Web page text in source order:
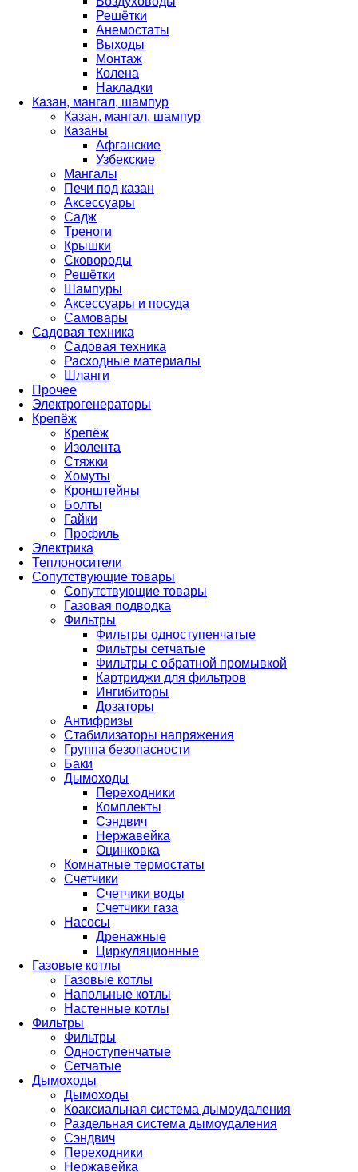
Решётки
Анемостаты
Выходы
Монтаж
Колена
Накладки
Казан, мангал, шампур
Казан, мангал, шампур
Казаны
Афганские
Узбекские
Мангалы
Печи под казан
Аксессуары
Садж
Треноги
Крышки
Сковороды
Решётки
Шампуры
Аксессуары и посуда
Самовары
Садовая техника
Садовая техника
Расходные материалы
Шланги
Прочее
Электрогенераторы
Крепёж
Крепёж
Изолента
Стяжки
Хомуты
Кронштейны
Болты
Гайки
Профиль
Электрика
Теплоносители
Сопутствующие товары
Сопутствующие товары
Газовая подводка
Фильтры
Фильтры одноступенчатые
Фильтры сетчатые
Фильтры с обратной промывкой
Картриджи для фильтров
Ингибиторы
Дозаторы
Антифризы
Стабилизаторы напряжения
Группа безопасности
Баки
Дымоходы
Переходники
Комплекты
Сэндвич
Нержавейка
Оцинковка
Комнатные термостаты
Счетчики
Счетчики воды
Счетчики газа
Насосы
Дренажные
Циркуляционные
Газовые котлы
Газовые котлы
Напольные котлы
Настенные котлы
Фильтры
Фильтры
Одноступенчатые
Сетчатые
Дымоходы
Дымоходы
Коаксиальная система дымоудаления
Раздельная система дымоудаления
Сэндвич
Переходники
Нержавейка